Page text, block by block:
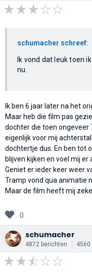
schumacher schreef:
Ik vond dat leuk toen
nu.
Ik ben 6 jaar later na het
Maar heb die film pas
dochter die toen ongeveer
eigenlijk voor mij
dochtertje dus. En ben tot
blijven kijken en voel mij
Geniet er ieder keer weer
Tramp vond qua animatie
Maar de film heeft mij
0
schumacher
4872 berichten